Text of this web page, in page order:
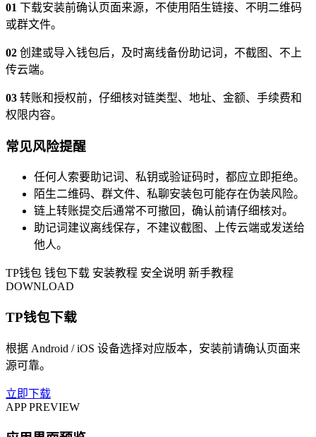
01 下载安装前确认页面来源，不使用陌生链接、不明二维码
或群文件。
02 创建或导入钱包后，及时离线备份助记词，不截图、不上
传云端。
03 转账和授权前，仔细核对链类型、地址、金额、手续费和
权限内容。
常见风险提醒
任何人索要助记词、私钥或验证码时，都应立即拒绝。
陌生二维码、群文件、私聊安装包可能存在伪装风险。
链上转账提交后通常不可撤回，确认前请仔细核对。
助记词建议离线保存，不建议截图、上传云端或发送给
他人。
TP钱包 钱包下载 安装教程 安全说明 新手教程
DOWNLOAD
TP钱包下载
根据 Android / iOS 设备选择对应版本，安装前请确认页面来
源可靠。
立即下载
APP PREVIEW